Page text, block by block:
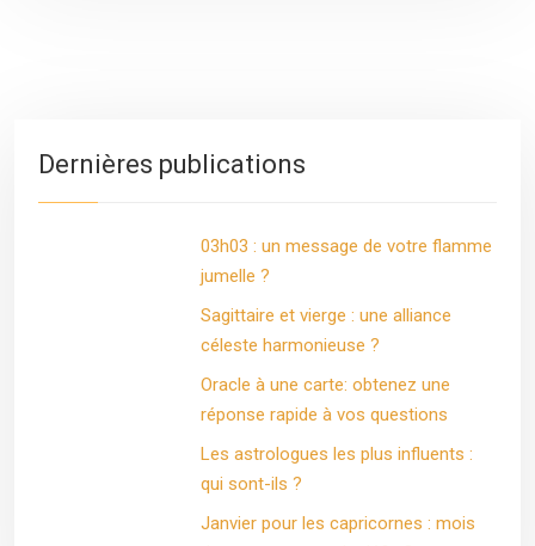
Dernières publications
03h03 : un message de votre flamme
jumelle ?
Sagittaire et vierge : une alliance
céleste harmonieuse ?
Oracle à une carte: obtenez une
réponse rapide à vos questions
Les astrologues les plus influents :
qui sont-ils ?
Janvier pour les capricornes : mois